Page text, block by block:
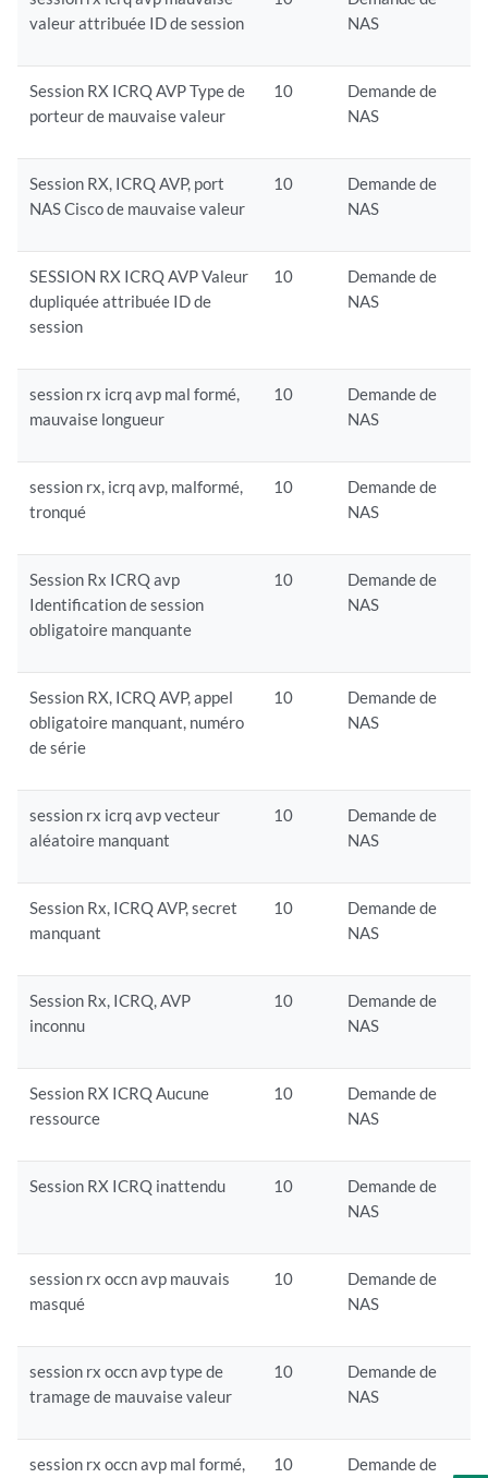
valeur attribuée ID de session
NAS
Session RX ICRQ AVP Type de
porteur de mauvaise valeur
10
Demande de
NAS
Session RX, ICRQ AVP, port
NAS Cisco de mauvaise valeur
10
Demande de
NAS
SESSION RX ICRQ AVP Valeur
dupliquée attribuée ID de
session
10
Demande de
NAS
session rx icrq avp mal formé,
mauvaise longueur
10
Demande de
NAS
session rx, icrq avp, malformé,
tronqué
10
Demande de
NAS
Session Rx ICRQ avp
Identification de session
obligatoire manquante
10
Demande de
NAS
Session RX, ICRQ AVP, appel
obligatoire manquant, numéro
de série
10
Demande de
NAS
session rx icrq avp vecteur
aléatoire manquant
10
Demande de
NAS
Session Rx, ICRQ AVP, secret
manquant
10
Demande de
NAS
Session Rx, ICRQ, AVP
inconnu
10
Demande de
NAS
Session RX ICRQ Aucune
ressource
10
Demande de
NAS
Session RX ICRQ inattendu 10
Demande de
NAS
session rx occn avp mauvais
masqué
10
Demande de
NAS
session rx occn avp type de
tramage de mauvaise valeur
10
Demande de
NAS
session rx occn avp mal formé,
10
Demande de